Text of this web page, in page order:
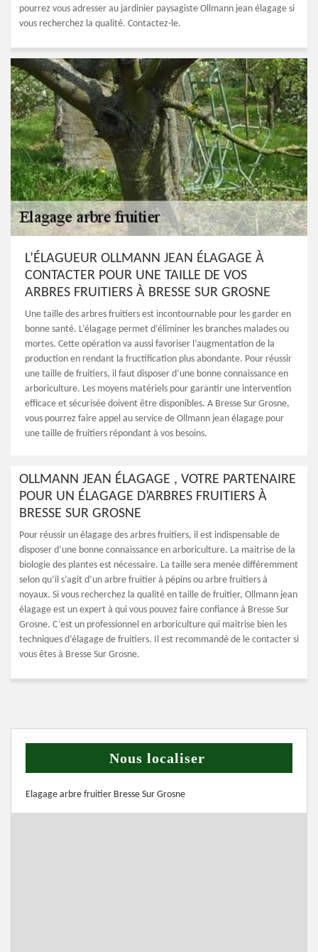
pourrez vous adresser au jardinier paysagiste Ollmann jean élagage si
vous recherchez la qualité. Contactez-le.
L’ÉLAGUEUR OLLMANN JEAN ÉLAGAGE À
CONTACTER POUR UNE TAILLE DE VOS
ARBRES FRUITIERS À BRESSE SUR GROSNE
Une taille des arbres fruitiers est incontournable pour les garder en
bonne santé. L’élagage permet d’éliminer les branches malades ou
mortes. Cette opération va aussi favoriser l’augmentation de la
production en rendant la fructification plus abondante. Pour réussir
une taille de fruitiers, il faut disposer d’une bonne connaissance en
arboriculture. Les moyens matériels pour garantir une intervention
efficace et sécurisée doivent être disponibles. A Bresse Sur Grosne,
vous pourrez faire appel au service de Ollmann jean élagage pour
une taille de fruitiers répondant à vos besoins.
OLLMANN JEAN ÉLAGAGE , VOTRE PARTENAIRE
POUR UN ÉLAGAGE D’ARBRES FRUITIERS À
BRESSE SUR GROSNE
Pour réussir un élagage des arbres fruitiers, il est indispensable de
disposer d’une bonne connaissance en arboriculture. La maitrise de la
biologie des plantes est nécessaire. La taille sera menée différemment
selon qu’il s’agit d’un arbre fruitier à pépins ou arbre fruitiers à
noyaux. Si vous recherchez la qualité en taille de fruitier, Ollmann jean
élagage est un expert à qui vous pouvez faire confiance à Bresse Sur
Grosne. C’est un professionnel en arboriculture qui maitrise bien les
techniques d’élagage de fruitiers. Il est recommandé de le contacter si
vous êtes à Bresse Sur Grosne.
Nous localiser
Elagage arbre fruitier Bresse Sur Grosne